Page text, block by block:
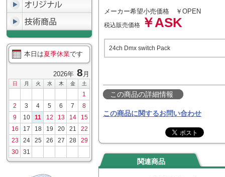
本日は夏季休業です
2026年 8 月
日 月 火 水 木 金 土
1
2
3 4 5 6 7
8
9
10 11 12 13 14
15
16
17 18 19 20 21
22
23
24 25 26 27 28
29
30
31
メーカー希望小売価格 ￥OPEN
税込販売価格 ￥ASK
24ch Dmx switch Pack
この商品の詳細情報
この商品に関するお問い合わせ
関連商品